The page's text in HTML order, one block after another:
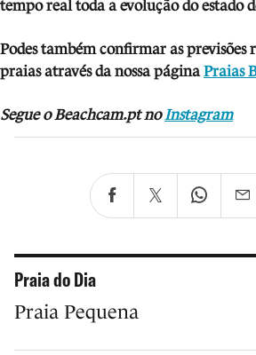
tempo real toda a evolução do estado
Podes também confirmar as previsões
praias através da nossa páginaPraias
Segue o Beachcam.pt no Instagram
Praia do Dia
Praia Pequena